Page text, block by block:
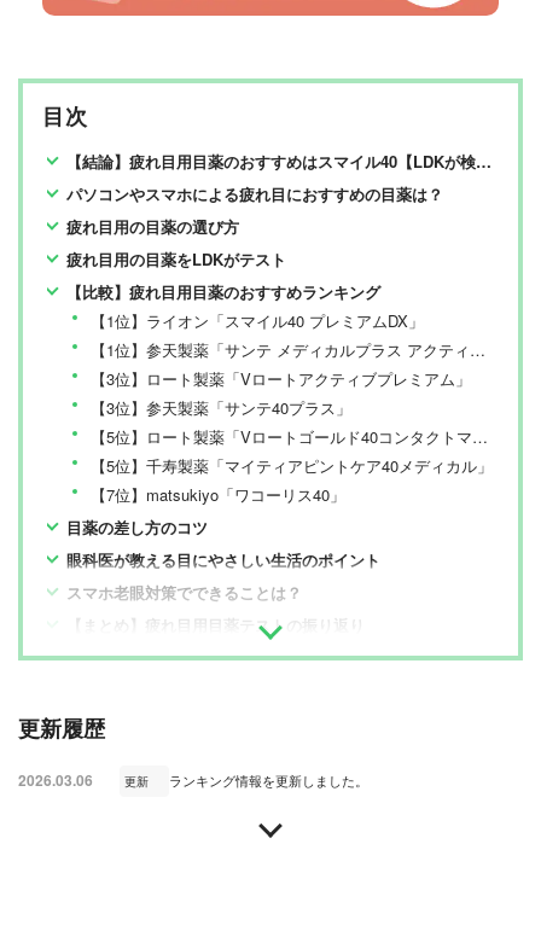
目次
【結論】疲れ目用目薬のおすすめはスマイル40【LDKが検証】
パソコンやスマホによる疲れ目におすすめの目薬は？
疲れ目用の目薬の選び方
疲れ目用の目薬をLDKがテスト
【比較】疲れ目用目薬のおすすめランキング
【1位】ライオン「スマイル40 プレミアムDX」
【1位】参天製薬「サンテ メディカルプラス アクティブ」
【3位】ロート製薬「Vロートアクティブプレミアム」
【3位】参天製薬「サンテ40プラス」
【5位】ロート製薬「Vロートゴールド40コンタクトマイルド」
【5位】千寿製薬「マイティアピントケア40メディカル」
【7位】matsukiyo「ワコーリス40」
目薬の差し方のコツ
眼科医が教える目にやさしい生活のポイント
スマホ老眼対策でできることは？
【まとめ】疲れ目用目薬テストの振り返り
更新履歴
2026.03.06 更新 ランキング情報を更新しました。